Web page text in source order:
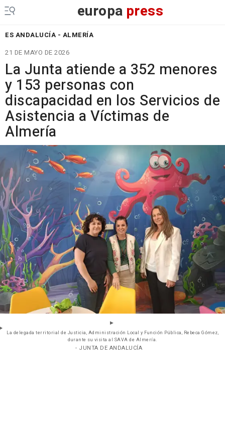
europa press
ES ANDALUCÍA - ALMERÍA
21 DE MAYO DE 2026
La Junta atiende a 352 menores
y 153 personas con
discapacidad en los Servicios de
Asistencia a Víctimas de
Almería
La delegada territorial de Justicia, Administración Local y Función Pública, Rebeca Gómez,
durante su visita al SAVA de Almería.
- JUNTA DE ANDALUCÍA